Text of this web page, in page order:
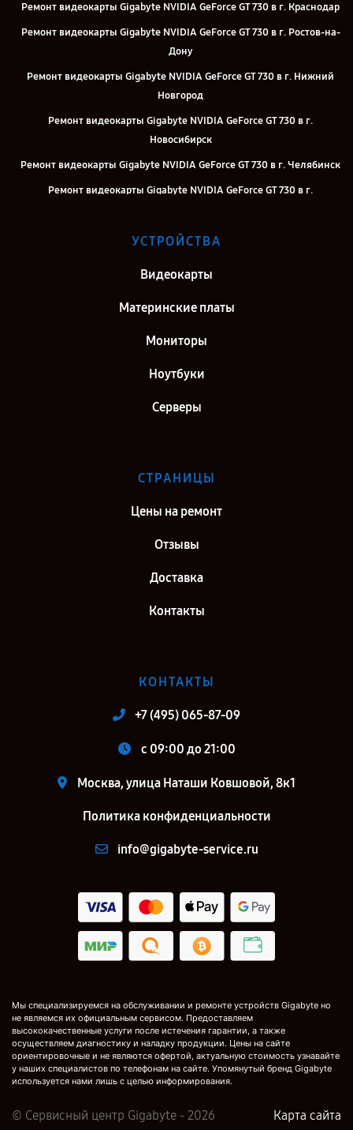
Ремонт видеокарты Gigabyte NVIDIA GeForce GT 730 в г. Краснодар
Ремонт видеокарты Gigabyte NVIDIA GeForce GT 730 в г. Ростов-на-
Дону
Ремонт видеокарты Gigabyte NVIDIA GeForce GT 730 в г. Нижний
Новгород
Ремонт видеокарты Gigabyte NVIDIA GeForce GT 730 в г.
Новосибирск
Ремонт видеокарты Gigabyte NVIDIA GeForce GT 730 в г. Челябинск
Ремонт видеокарты Gigabyte NVIDIA GeForce GT 730 в г.
Ремонт видеокарты Gigabyte NVIDIA GeForce GT 730 в г. Казань
Ремонт видеокарты Gigabyte NVIDIA GeForce GT 730 в г. Саратов
Ремонт видеокарты Gigabyte NVIDIA GeForce GT 730 в г. Самара
Ремонт видеокарты Gigabyte NVIDIA GeForce GT 730 в г. Киров
Петербург
УСТРОЙСТВА
Видеокарты
Материнские платы
Мониторы
Ноутбуки
Серверы
СТРАНИЦЫ
Цены на ремонт
Отзывы
Доставка
Контакты
КОНТАКТЫ
+7 (495) 065-87-09
c 09:00 до 21:00
Москва, улица Наташи Ковшовой, 8к1
Политика конфиденциальности
info@gigabyte-service.ru
Мы специализируемся на обслуживании и ремонте устройств Gigabyte но
не являемся их официальным сервисом. Предоставляем
высококачественные услуги после истечения гарантии, а также
осуществляем диагностику и наладку продукции. Цены на сайте
ориентировочные и не являются офертой, актуальную стоимость узнавайте
у наших специалистов по телефонам на сайте. Упомянутый бренд Gigabyte
используется нами лишь с целью информирования.
© Сервисный центр Gigabyte - 2026 Карта сайта